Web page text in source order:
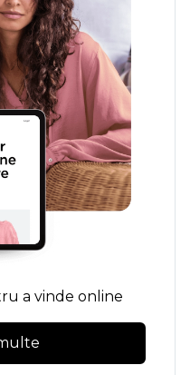
a vinde online